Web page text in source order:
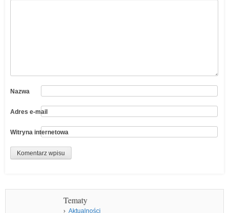
Nazwa
Adres e-mail
Witryna internetowa
Tematy
Aktualności